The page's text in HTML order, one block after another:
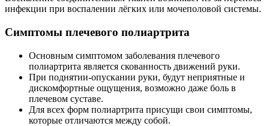
инфекции при воспалении лёгких или мочеполовой системы.
Симптомы плечевого полиартрита
Основным симптомом заболевания плечевого
полиартрита является скованность движений руки.
При поднятии-опускании руки, будут неприятные и
дискомфортные ощущения, возможно даже боль в
плечевом суставе.
Для всех форм полиартрита присущи свои симптомы,
которые отличаются между собой.